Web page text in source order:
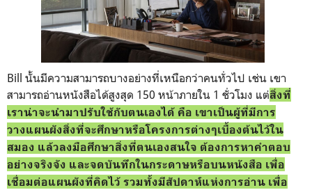
Bill นั้นมีความสามารถบางอย่างที่เหนือกว่าคนทั่วไป เช่น เขา
สามารถอ่านหนังสือได้สูงสุด 150 หน้าภายใน 1 ชั่วโมง แต่สิ่งที่
เราน่าจะนำมาปรับใช้กับตนเองได้ คือ เขาเป็นผู้ที่มีการ
วางแผนผังสิ่งที่จะศึกษาหรือโครงการต่างๆเบื้องต้นไว้ใน
สมอง แล้วลงมือศึกษาสิ่งที่ตนเองสนใจ ต้องการหาคำตอบ
อย่างจริงจัง และจดบันทึกในกระดาษหรือบนหนังสือ เพื่อ
เชื่อมต่อแผนผังที่คิดไว้ รวมทั้งมีสัปดาห์แห่งการอ่าน เพื่อ